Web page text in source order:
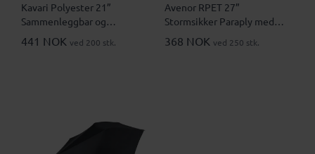
Kavari Polyester 21”
Sammenleggbar og
Stormsikker Paraply
441 NOK ved 200 stk.
Avenor RPET 27”
Stormsikker Paraply med
Bambushåndtak
368 NOK ved 250 stk.